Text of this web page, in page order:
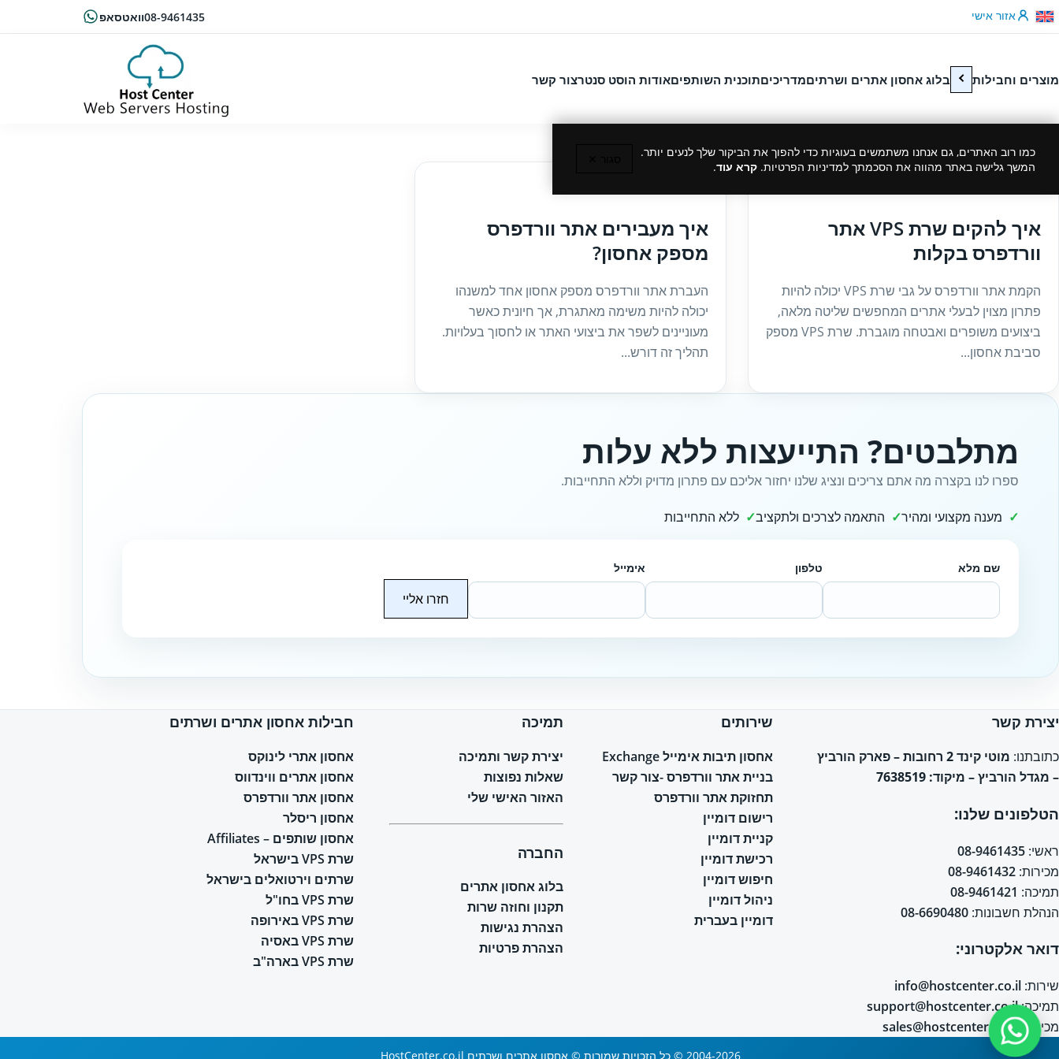
דלג לתוכן 08-9461435וואטסאפ אזור אישי
מוצרים וחבילות בלוג אחסון אתרים ושרתיםמדריכיםתוכנית השותפיםאודות הוסט סנטרצור קשר
כמו רוב האתרים, גם אנחנו משתמשים בעוגיות כדי להפוך את הביקור שלך לנעים יותר.
המשך גלישה באתר מהווה את הסכמתך למדיניות הפרטיות. קרא עוד.
איך להקים שרת VPS אתר
וורדפרס בקלות
הקמת אתר וורדפרס על גבי שרת VPS יכולה להיות
פתרון מצוין לבעלי אתרים המחפשים שליטה מלאה,
ביצועים משופרים ואבטחה מוגברת. שרת VPS מספק
סביבת אחסון...
איך מעבירים אתר וורדפרס
מספק אחסון?
העברת אתר וורדפרס מספק אחסון אחד למשנהו
יכולה להיות משימה מאתגרת, אך חיונית כאשר
מעוניינים לשפר את ביצועי האתר או לחסוך בעלויות.
תהליך זה דורש...
מתלבטים? התייעצות ללא עלות
ספרו לנו בקצרה מה אתם צריכים ונציג שלנו יחזור אליכם עם פתרון מדויק וללא התחייבות.
מענה מקצועי ומהיר התאמה לצרכים ולתקציב ללא התחייבות
שם מלא טלפון אימייל
חזרו אליי
יצירת קשר
כתובתנו:
מוטי קינד 2 רחובות – פארק הורביץ
– מגדל הורביץ – מיקוד: 7638519
הטלפונים שלנו:
ראשי: 08-9461435
מכירות: 08-9461432
תמיכה: 08-9461421
הנהלת חשבונות: 08-6690480
דואר אלקטרוני:
שירות: info@hostcenter.co.il
תמיכה:support@hostcenter.co.il
מכירות: sales@hostcenter.co.il
שירותים
אחסון תיבות אימייל Exchange
בניית אתר וורדפרס -צור קשר
תחזוקת אתר וורדפרס
רישום דומיין
קניית דומיין
רכישת דומיין
חיפוש דומיין
ניהול דומיין
דומיין בעברית
תמיכה
יצירת קשר ותמיכה
שאלות נפוצות
האזור האישי שלי
החברה
בלוג אחסון אתרים
תקנון וחוזה שרות
הצהרת נגישות
הצהרת פרטיות
חבילות אחסון אתרים ושרתים
אחסון אתרי לינוקס
אחסון אתרים ווינדווס
אחסון אתר וורדפרס
אחסון ריסלר
אחסון שותפים – Affiliates
שרת VPS בישראל
שרתים וירטואלים בישראל
שרת VPS בחו"ל
שרת VPS באירופה
שרת VPS באסיה
שרת VPS בארה"ב
2004-2026 © כל הזכויות שמורות © אחסון אתרים ושרתים HostCenter.co.il